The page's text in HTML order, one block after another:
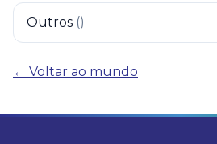
Outros ()
← Voltar ao mundo